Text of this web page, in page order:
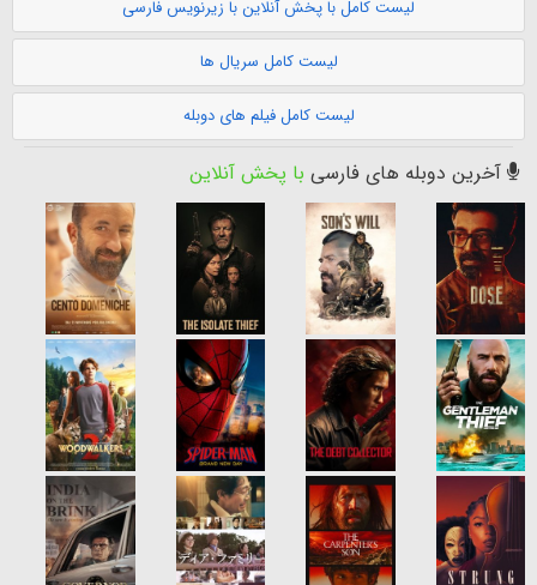
لیست کامل با پخش آنلاین با زیرنویس فارسی
لیست کامل سریال ها
لیست کامل فیلم های دوبله
آخرین دوبله های فارسی با پخش آنلاین